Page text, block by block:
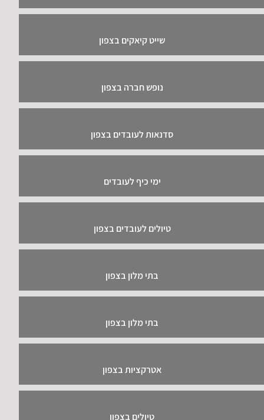
שייט קיאקים בצפון
נופש חברה בצפון
סדנאות לעובדים בצפון
ימי כיף לעובדים
טיולים לעובדים בצפון
בתי מלון בצפון
בתי מלון בצפון
אטרקציות בצפון
טיולים בצפון